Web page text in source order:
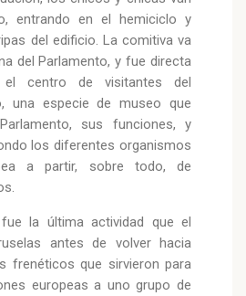
entrando en el hemiciclo y
del edificio. La comitiva va
del Parlamento, y fue directa
el centro de visitantes del
una especie de museo que
sus funciones, y
los diferentes organismos
a partir, sobre todo, de
fue la última actividad que el
antes de volver hacia
frenéticos que sirvieron para
europeas a uno grupo de